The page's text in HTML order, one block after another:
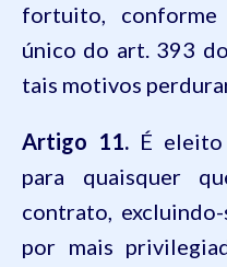
fortuito,
único do art. 393
tais motivos
Artigo 11.É eleito
para quaisquer
contrato,
por mais